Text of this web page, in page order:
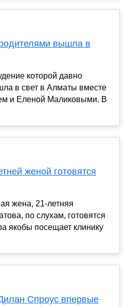
вышла в
которой давно
в свет в Алматы вместе
и Еленой Маликовыми. В
женой готовятся
жена, 21-летняя
по слухам, готовятся
якобы посещает клинику
Спроус впервые